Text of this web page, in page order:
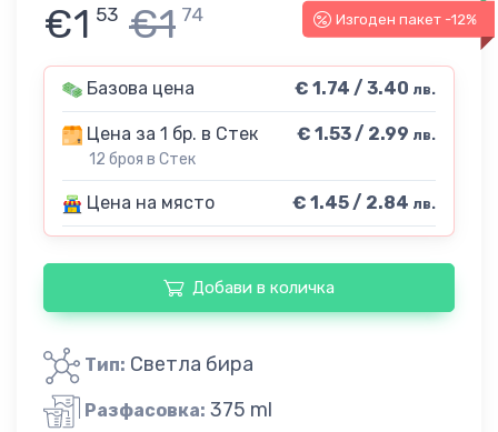
Изгоден пакет -12%
€1 53 €1 74
Базова цена € 1.74 / 3.40 лв.
Цена за 1 бр. в Стек
12 броя в Стек
€ 1.53 / 2.99 лв.
Цена на място € 1.45 / 2.84 лв.
Добави в количка
Тип: Светла бира
Разфасовка: 375 ml